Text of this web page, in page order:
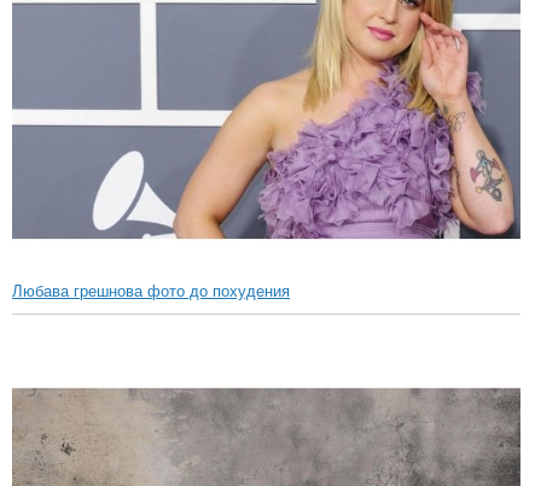
Любава грешнова фото до похудения